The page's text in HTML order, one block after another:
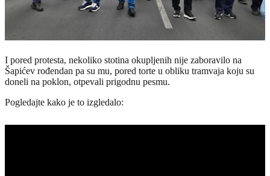
I pored protesta, nekoliko stotina okupljenih nije zaboravilo na
Šapićev rođendan pa su mu, pored torte u obliku tramvaja koju su
doneli na poklon, otpevali prigodnu pesmu.
Pogledajte kako je to izgledalo: